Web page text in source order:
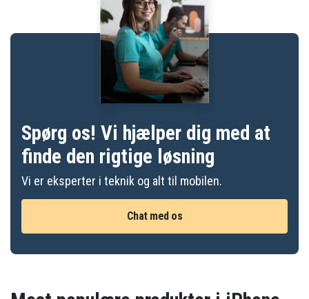
Spørg os! Vi hjælper dig med at
finde den rigtige løsning
Vi er eksperter i teknik og alt til mobilen.
Chat med os